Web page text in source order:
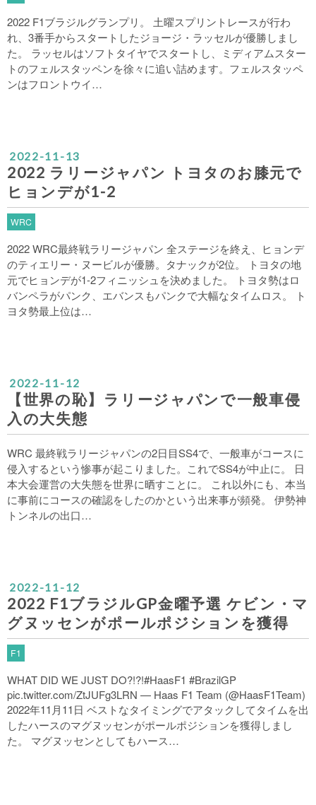
2022 F1ブラジルグランプリ。 土曜スプリントレースが行わ
れ、3番手からスタートしたジョージ・ラッセルが優勝しまし
た。 ラッセルはソフトタイヤでスタートし、ミディアムスター
トのフェルスタッペンを徐々に追い詰めます。フェルスタッペ
ンはフロントウイ…
2022-11-13
2022 ラリージャパン トヨタのお膝元で
ヒョンデが1-2
WRC
2022 WRC最終戦ラリージャパン 全ステージを終え、ヒョンデ
のティエリー・ヌービルが優勝。タナックが2位。 トヨタの地
元でヒョンデが1-2フィニッシュを決めました。 トヨタ勢はロ
バンペラがパンク、エバンスもパンクで大幅なタイムロス。 ト
ヨタ勢最上位は…
2022-11-12
【世界の恥】ラリージャパンで一般車侵
入の大失態
WRC 最終戦ラリージャパンの2日目SS4で、一般車がコースに
侵入するという惨事が起こりました。これでSS4が中止に。 日
本大会運営の大失態を世界に晒すことに。 これ以外にも、本当
に事前にコースの確認をしたのかという出来事が頻発。 伊勢神
トンネルの出口…
2022-11-12
2022 F1ブラジルGP金曜予選 ケビン・マ
グヌッセンがポールポジションを獲得
F1
WHAT DID WE JUST DO?!?!#HaasF1 #BrazilGP
pic.twitter.com/ZtJUFg3LRN — Haas F1 Team (@HaasF1Team)
2022年11月11日 ベストなタイミングでアタックしてタイムを出
したハースのマグヌッセンがポールポジションを獲得しまし
た。 マグヌッセンとしてもハース…